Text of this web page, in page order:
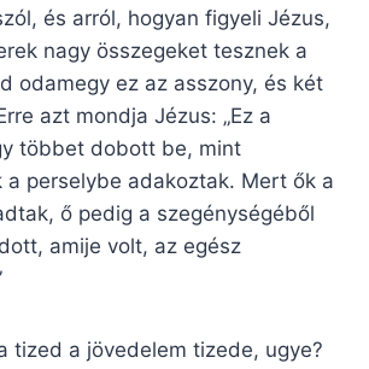
és arról, hogyan figyeli Jézus,
nagy összegeket tesznek a
odamegy ez az asszony, és két
azt mondja Jézus: „Ez a
többet dobott be, mint
a perselybe adakoztak. Mert ők a
ő pedig a szegénységéből
amije volt, az egész
tized a jövedelem tizede, ugye?